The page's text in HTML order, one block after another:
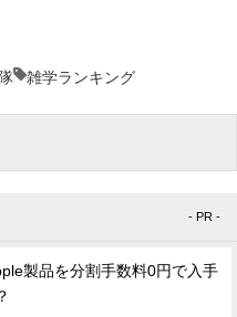
雑学ランキング
- PR -
製品を分割手数料0円で入手